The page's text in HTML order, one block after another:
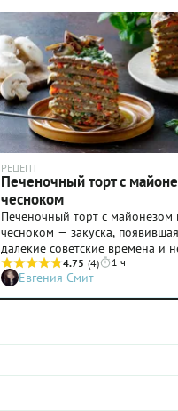
РЕЦЕПТ
Печеночный торт с
чесноком
Печеночный торт с майонезом
чесноком — закуска,
далекие советские времена и
потерявшая своей
день. Спросите у знакомых, и
убедитесь, что многие подают
Вполне предсказуемо:
прослоенный жареными
4.75 (4) 1 ч
Евгения Смит